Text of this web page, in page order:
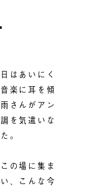
はあいにく
楽に耳を傾
さんがアン
を気遣いな
。
の場に集ま
、こんな今